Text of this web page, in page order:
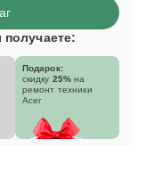
Подарок:
скидку 25% на
ремонт техники
Acer